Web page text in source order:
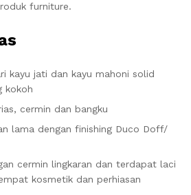
furniture.
kayu jati dan kayu mahoni solid
kokoh
cermin dan bangku
lama dengan finishing Duco Doff/
cermin lingkaran dan terdapat laci
kosmetik dan perhiasan